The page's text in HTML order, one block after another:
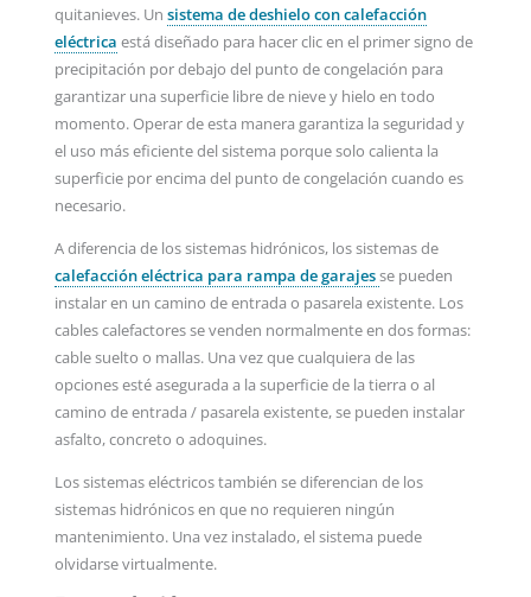
quitanieves. Un sistema de deshielo con calefacción
eléctrica está diseñado para hacer clic en el primer signo de
precipitación por debajo del punto de congelación para
garantizar una superficie libre de nieve y hielo en todo
momento. Operar de esta manera garantiza la seguridad y
el uso más eficiente del sistema porque solo calienta la
superficie por encima del punto de congelación cuando es
necesario.
A diferencia de los sistemas hidrónicos, los sistemas de
calefacción eléctrica para rampa de garajesse pueden
instalar en un camino de entrada o pasarela existente. Los
cables calefactores se venden normalmente en dos formas:
cable suelto o mallas. Una vez que cualquiera de las
opciones esté asegurada a la superficie de la tierra o al
camino de entrada / pasarela existente, se pueden instalar
asfalto, concreto o adoquines.
Los sistemas eléctricos también se diferencian de los
sistemas hidrónicos en que no requieren ningún
mantenimiento. Una vez instalado, el sistema puede
olvidarse virtualmente.